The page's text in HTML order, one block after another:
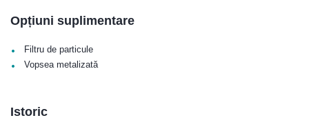
Opțiuni suplimentare
• Filtru de particule
• Vopsea metalizată
Istoric